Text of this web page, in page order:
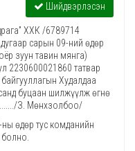
Шийдвэрлэсэн
ХХК /6789714
сарын 09-ний өдөр
зуун тавин мянга)
2230600021860 татвар
Худалдаа
буцаан шилжүүлж өгнө
З. Мөнхзолбоо/
өдөр тус комданийн